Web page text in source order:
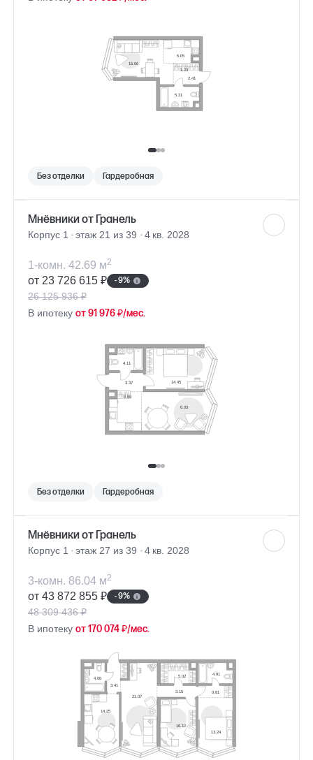
Без отделки Гардеробная
Мнёвники от Гранель
Корпус 1 этаж 21 из 39 4 кв. 2028
1-комн. 42.69 м2
от 23 726 615 ₽ - 9%
26 125 936 ₽
В ипотеку от 91 976 ₽/мес.
Без отделки Гардеробная
Мнёвники от Гранель
Корпус 1 этаж 27 из 39 4 кв. 2028
3-комн. 86.04 м2
от 43 872 855 ₽ - 9%
48 309 436 ₽
В ипотеку от 170 074 ₽/мес.